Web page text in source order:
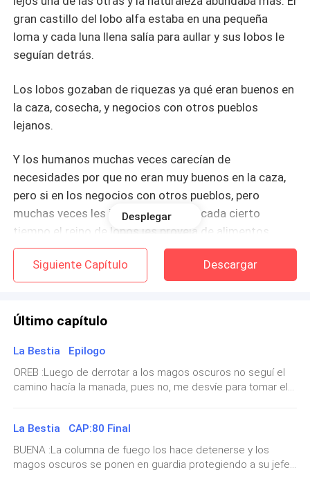
gran castillo del lobo alfa estaba en una pequeña
loma y cada luna llena salía para aullar y sus lobos le
seguían detrás.
Los lobos gozaban de riquezas ya qué eran buenos en
la caza, cosecha, y negocios con otros pueblos
lejanos.
Y los humanos muchas veces carecían de
necesidades por que no eran muy buenos en la caza,
pero si en los negocios con otros pueblos, pero
muchas veces les iban mal. Por eso cada cierto
tiempo el reino de lobos les proveía de alimentos
entre otras cosas.
Hasta que un día... Todo cambió.
En una época de mucha nieve el reino humano estaba
costumbre la luna de los lobos se encargó de
proveerles la comida junto a otros lobos guerreros,
pero no contaba con que un grupo de hombres
para acabar con sus vidas.
Cómo los lobos iban algo descuidados se dieron
Desplegar
Siguiente Capítulo Descargar
Último capítulo
La Bestia Epilogo
OREB :Luego de derrotar a los magos oscuros no seguí el
camino hacía la manada, pues no, me desvíe para tomar el
me tomaré unas vacaciones junto a mi futura esposa y la
llevaré a conocer muchos lugares por el mundo. Le digo y
el alfa asiente dándose la vuelta para marcharse mientras
yo continúo mi camino. CERA:Debe de ser como alrededor
La Bestia CAP:80 Final
BUENA :La columna de fuego los hace detenerse y los
magos oscuros se ponen en guardia protegiendo a su jefe.